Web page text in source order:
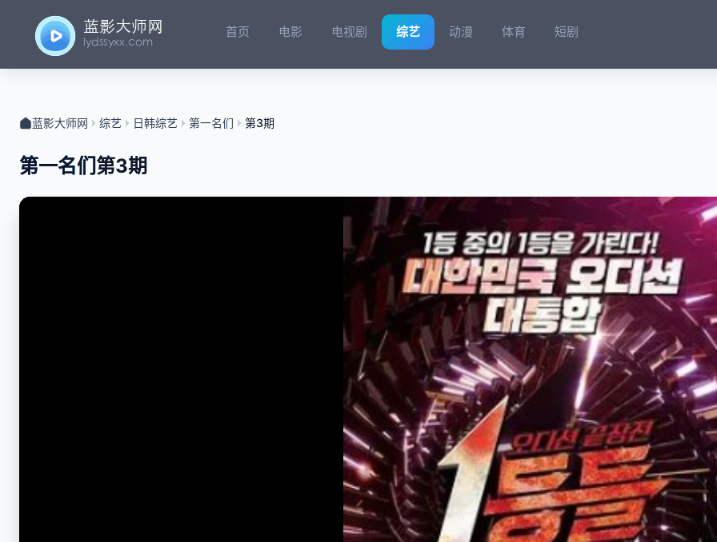
首页 电影 电视剧 综艺 动漫 体育 短剧
蓝影大师网 综艺 日韩综艺 第一名们 第3期
第一名们第3期